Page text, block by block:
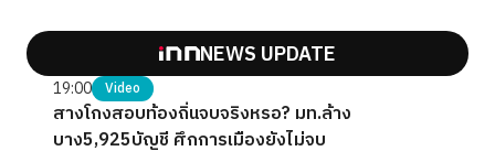
NEWS UPDATE
19:00 Video
สางโกงสอบท้องถิ่นจบจริงหรอ? มท.ล้าง
บาง5,925บัญชี ศึกการเมืองยังไม่จบ